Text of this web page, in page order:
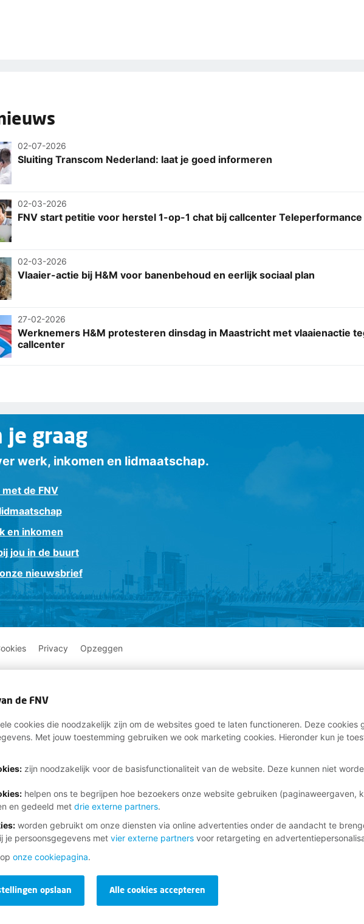
02-07-2026
Sluiting Transcom Nederland: laat je goed informeren
02-03-2026
FNV start petitie voor herstel 1-op-1 chat bij callcenter Teleperformance
02-03-2026
Vlaaier-actie bij H&M voor banenbehoud en eerlijk sociaal plan
27-02-2026
Werknemers H&M protesteren dinsdag in Maastricht met vlaaienactie
callcenter
je graag
werk, inkomen en lidmaatschap.
de FNV
en inkomen
jou in de buurt
nieuwsbrief
Privacy Opzeggen
de FNV
cookies die noodzakelijk zijn om de websites goed te laten functioneren. Deze cookies
Met jouw toestemming gebruiken we ook marketing cookies. Hieronder kun je
zijn noodzakelijk voor de basisfunctionaliteit van de website. Deze kunnen niet
: helpen ons te begrijpen hoe bezoekers onze website gebruiken (paginaweergaven,
en gedeeld met drie externe partners.
: worden gebruikt om onze diensten via online advertenties onder de aandacht te
je persoonsgegevens met vier externe partnersvoor retargeting en
onze cookiepagina.
Alle cookies accepteren
opslaan